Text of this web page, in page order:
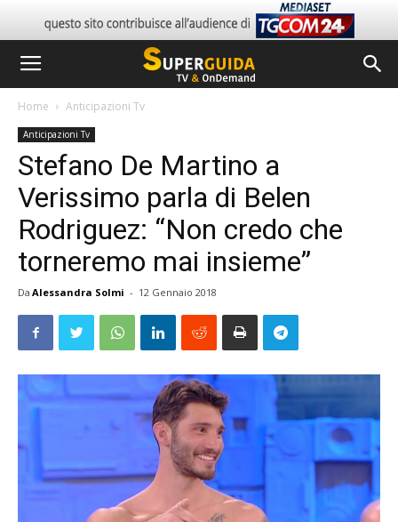
Home Anticipazioni Tv
Anticipazioni Tv
Stefano De Martino a
Verissimo parla di Belen
Rodriguez: “Non credo che
torneremo mai insieme”
Da Alessandra Solmi - 12 Gennaio 2018